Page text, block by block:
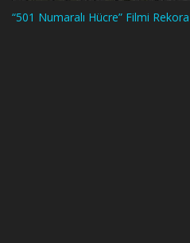
“501 Numaralı Hücre” Filmi